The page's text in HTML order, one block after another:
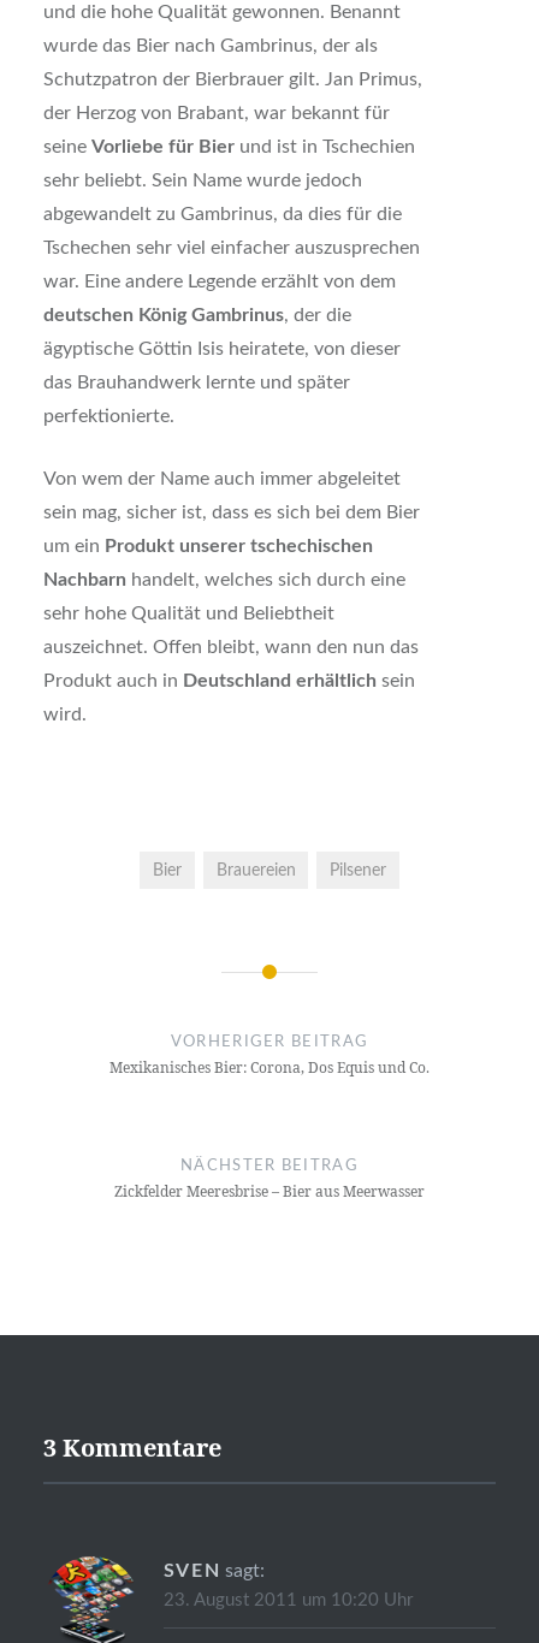
und die hohe Qualität gewonnen. Benannt
wurde das Bier nach Gambrinus, der als
Schutzpatron der Bierbrauer gilt. Jan Primus,
der Herzog von Brabant, war bekannt für
seine Vorliebe für Bierund ist in Tschechien
sehr beliebt. Sein Name wurde jedoch
abgewandelt zu Gambrinus, da dies für die
Tschechen sehr viel einfacher auszusprechen
war. Eine andere Legende erzählt von dem
deutschen König Gambrinus, der die
ägyptische Göttin Isis heiratete, von dieser
das Brauhandwerk lernte und später
perfektionierte.
Von wem der Name auch immer abgeleitet
sein mag, sicher ist, dass es sich bei dem Bier
um ein Produkt unserer tschechischen
Nachbarn handelt, welches sich durch eine
sehr hohe Qualität und Beliebtheit
auszeichnet. Offen bleibt, wann den nun das
Produkt auch in Deutschland erhältlich sein
wird.
Bier Brauereien Pilsener
NavigationVORHERIGER BEITRAG
Mexikanisches Bier: Corona, Dos Equis und Co.
NÄCHSTER BEITRAG
Zickfelder Meeresbrise – Bier aus Meerwasser
3 Kommentare
SVEN sagt:
23. August 2011 um 10:20 Uhr